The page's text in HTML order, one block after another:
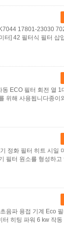
17801-23030
터] 42 필터식 필터 삽
ECO 필터 회전 열 1
위해 사용됩니다종이
정화 필터 히트 시일
필터 원소를 형성하고
음파 용접 기계 Eco
히팅 파워 6 kw 작동